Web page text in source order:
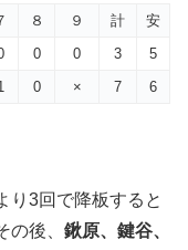
８ ９ 計
安
0 0 3
5
0 × 7 6
り3回で降板すると
後、 鍬原、鍵谷、